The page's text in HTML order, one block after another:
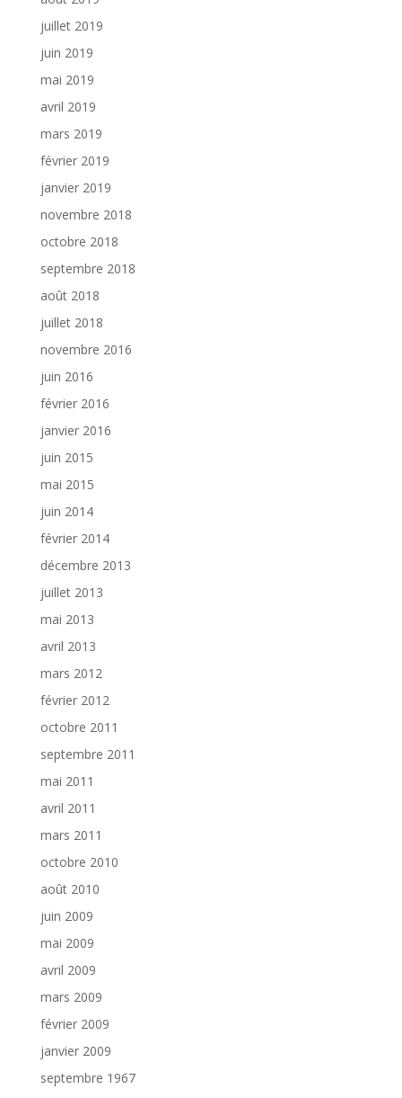
juillet 2019
juin 2019
mai 2019
avril 2019
mars 2019
février 2019
janvier 2019
novembre 2018
octobre 2018
septembre 2018
août 2018
juillet 2018
novembre 2016
juin 2016
février 2016
janvier 2016
juin 2015
mai 2015
juin 2014
février 2014
décembre 2013
juillet 2013
mai 2013
avril 2013
mars 2012
février 2012
octobre 2011
septembre 2011
mai 2011
avril 2011
mars 2011
octobre 2010
août 2010
juin 2009
mai 2009
avril 2009
mars 2009
février 2009
janvier 2009
septembre 1967